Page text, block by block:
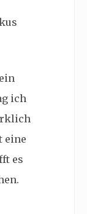
ich
eine
es